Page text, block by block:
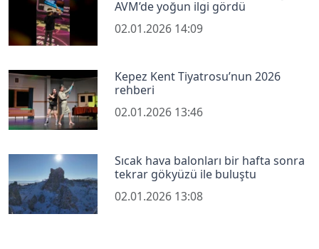
AVM’de yoğun ilgi gördü
02.01.2026 14:09
Kepez Kent Tiyatrosu’nun 2026
rehberi
02.01.2026 13:46
Sıcak hava balonları bir hafta sonra
tekrar gökyüzü ile buluştu
02.01.2026 13:08